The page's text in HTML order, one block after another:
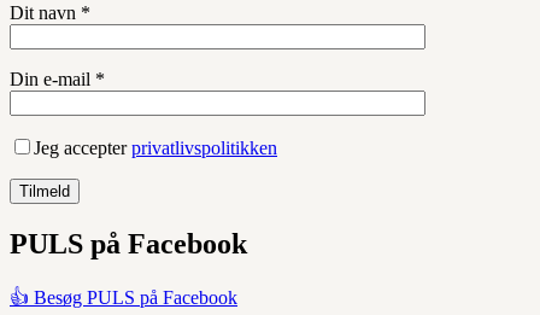
Dit navn *
Din e-mail *
Jeg accepterprivatlivspolitikken
PULS på Facebook
👍 Besøg PULS på Facebook